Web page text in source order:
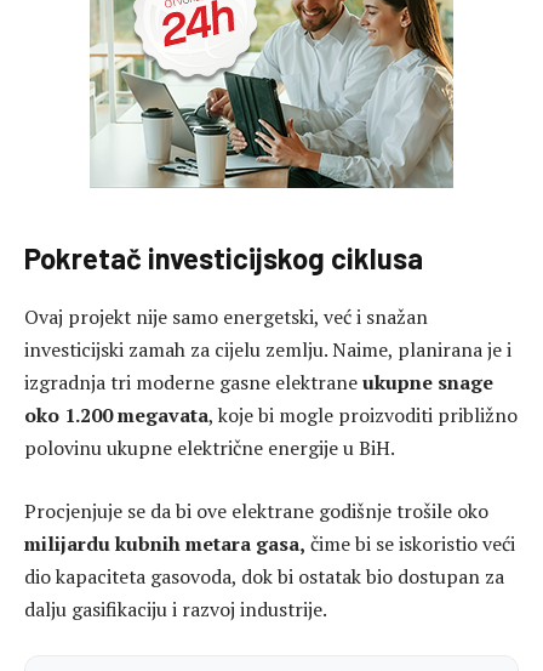
Pokretač investicijskog ciklusa
Ovaj projekt nije samo energetski, već i snažan
investicijski zamah za cijelu zemlju. Naime, planirana je i
izgradnja tri moderne gasne elektraneukupne snage
oko 1.200 megavata, koje bi mogle proizvoditi približno
polovinu ukupne električne energije u BiH.
Procjenjuje se da bi ove elektrane godišnje trošile oko
milijardu kubnih metara gasa, čime bi se iskoristio veći
dio kapaciteta gasovoda, dok bi ostatak bio dostupan za
dalju gasifikaciju i razvoj industrije.